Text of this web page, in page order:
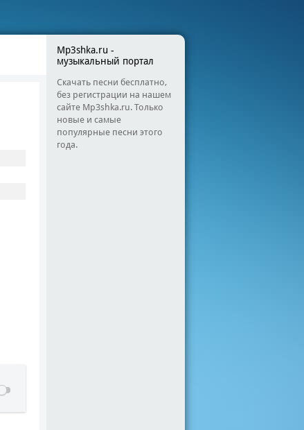
Mp3shka.ru -
музыкальный портал
Скачать песни бесплатно,
без регистрации на нашем
сайте Mp3shka.ru. Только
новые и самые
популярные песни этого
года.